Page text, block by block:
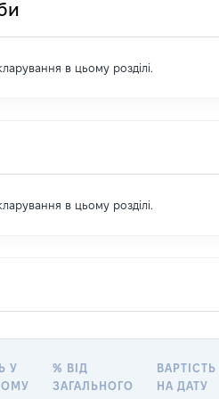
в цьому розділі.
в цьому розділі.
У
% ВІД
ЗАГАЛЬНОГО
ВАРТІСТЬ
НА ДАТУ